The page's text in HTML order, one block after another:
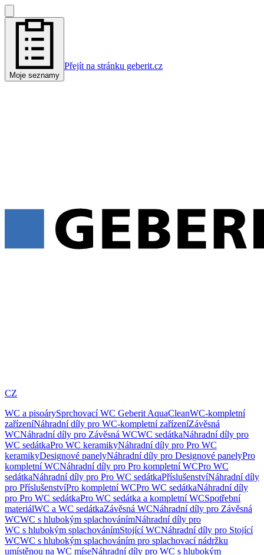
Moje seznamy
Přejít na stránku geberit.cz
CZ
WC a pisoárySprchovací WC Geberit AquaCleanWC-kompletní
zařízeníNáhradní díly pro WC-kompletní zařízeníZávěsná
WCNáhradní díly pro Závěsná WCWC sedátkaNáhradní díly pro
WC sedátkaPro WC keramikyNáhradní díly pro Pro WC
keramikyDesignové panelyNáhradní díly pro Designové panelyPro
kompletní WCNáhradní díly pro Pro kompletní WCPro WC
sedátkaNáhradní díly pro Pro WC sedátkaPříslušenstvíNáhradní díly
pro PříslušenstvíPro kompletní WCPro WC sedátkaNáhradní díly
pro Pro WC sedátkaPro WC sedátka a kompletní WCSpotřební
materiálWC a WC sedátkaZávěsná WCNáhradní díly pro Závěsná
WCWC s hlubokým splachovánímNáhradní díly pro
WC s hlubokým splachovánímStojící WCNáhradní díly pro Stojící
WCWC s hlubokým splachováním pro splachovací nádržku
umístěnou na WC míseNáhradní díly pro WC s hlubokým